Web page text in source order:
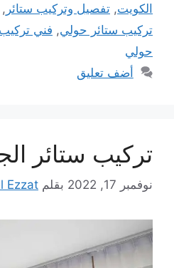
الكويت, تفصيل وتركيب ستائر ,
تركيب ستائر حولي, فني تركيب
حولي
أضف تعليق
تركيب ستائر
نوفمبر 17, 2022 بقلم Ezzat